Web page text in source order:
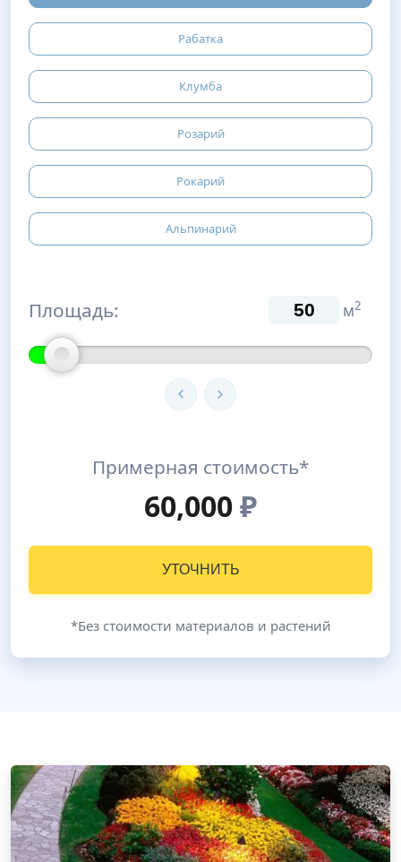
Рабатка
Клумба
Розарий
Рокарий
Альпинарий
Площадь: м2
Примерная стоимость*
60,000₽
УТОЧНИТЬ
*Без стоимости материалов и растений